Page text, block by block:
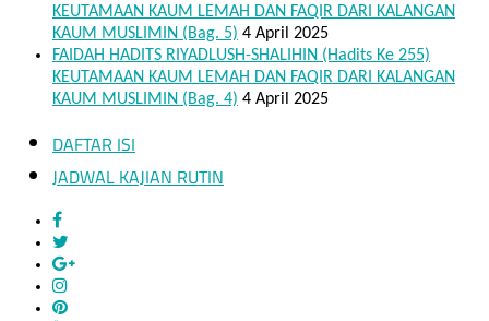
KEUTAMAAN KAUM LEMAH DAN FAQIR DARI KALANGAN
KAUM MUSLIMIN (Bag. 5) 4 April 2025
FAIDAH HADITS RIYADLUSH-SHALIHIN (Hadits Ke 255)
KEUTAMAAN KAUM LEMAH DAN FAQIR DARI KALANGAN
KAUM MUSLIMIN (Bag. 4) 4 April 2025
DAFTAR ISI
JADWAL KAJIAN RUTIN